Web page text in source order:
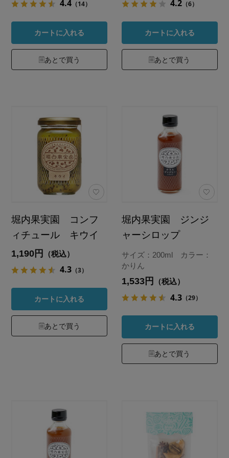
4.4 （14）
カートに入れる
あとで買う
4.2 （6）
カートに入れる
あとで買う
堀内果実園 コンフ
ィチュール キウイ
1,190円 （税込）
4.3 （3）
カートに入れる
あとで買う
堀内果実園 ジンジ
ャーシロップ
サイズ：200ml カラー：
かりん
1,533円 （税込）
4.3 （29）
カートに入れる
あとで買う